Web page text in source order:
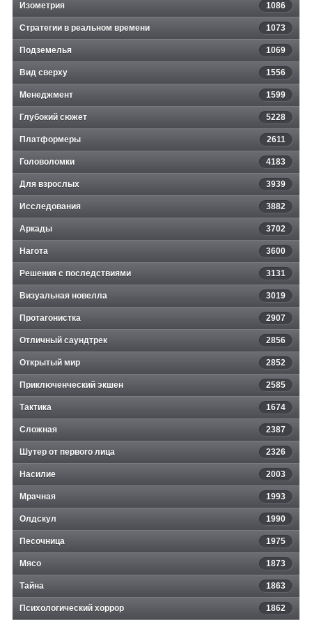
Изометрия 1086
Стратегии в реальном времени 1073
Подземелья 1069
Вид сверху 1556
Менеджмент 1599
Глубокий сюжет 5228
Платформеры 2611
Головоломки 4183
Для взрослых 3939
Исследования 3882
Аркады 3702
Нагота 3600
Решения с последствиями 3131
Визуальная новелла 3019
Протагонистка 2907
Отличный саундтрек 2856
Открытый мир 2852
Приключенческий экшен 2585
Тактика 1674
Сложная 2387
Шутер от первого лица 2326
Насилие 2003
Мрачная 1993
Олдскул 1990
Песочница 1975
Мясо 1873
Тайна 1863
Психологический хоррор 1862